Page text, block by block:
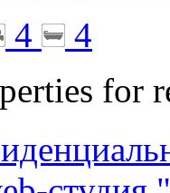
4
4
for